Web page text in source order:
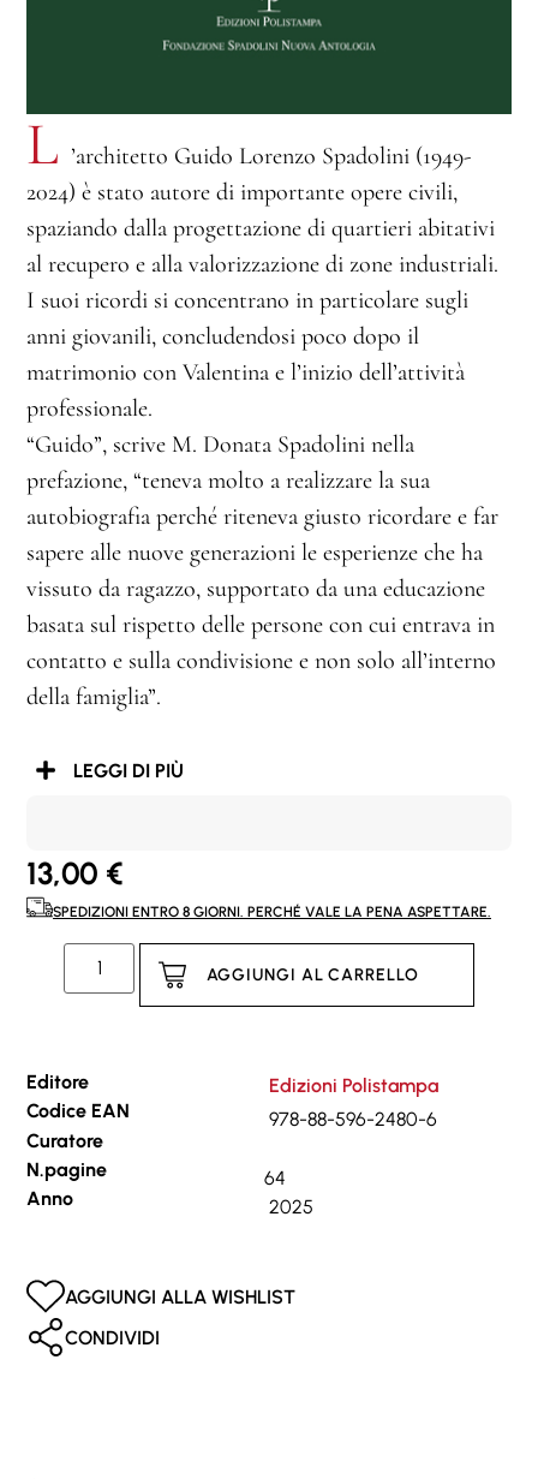
L ’architetto Guido Lorenzo Spadolini (1949-
2024) è stato autore di importante opere civili,
spaziando dalla progettazione di quartieri abitativi
al recupero e alla valorizzazione di zone industriali.
I suoi ricordi si concentrano in particolare sugli
anni giovanili, concludendosi poco dopo il
matrimonio con Valentina e l’inizio dell’attività
professionale.
“Guido”, scrive M. Donata Spadolini nella
prefazione, “teneva molto a realizzare la sua
autobiografia perché riteneva giusto ricordare e far
sapere alle nuove generazioni le esperienze che ha
vissuto da ragazzo, supportato da una educazione
basata sul rispetto delle persone con cui entrava in
contatto e sulla condivisione e non solo all’interno
della famiglia”.
LEGGI DI PIÙ
13,00 €
SPEDIZIONI ENTRO 8 GIORNI. PERCHÉ VALE LA PENA ASPETTARE.
AGGIUNGI AL CARRELLO
Editore
Edizioni Polistampa
Codice EAN
978-88-596-2480-6
Curatore
N.pagine
64
Anno
2025
AGGIUNGI ALLA WISHLIST
CONDIVIDI